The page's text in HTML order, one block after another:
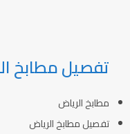
تفصيل مطابخ الرياض
مطابخ الرياض
تفصيل مطابخ الرياض